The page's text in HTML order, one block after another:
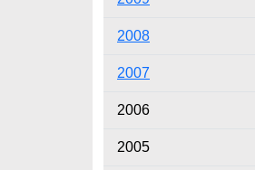
2008
2007
2006
2005